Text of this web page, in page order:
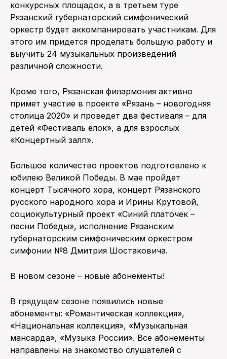
конкурсных площадок, а в третьем туре
Рязанский губернаторский симфонический
оркестр будет аккомпанировать участникам. Для
этого им придется проделать большую работу и
выучить 24 музыкальных произведений
различной сложности.
Кроме того, Рязанская филармония активно
примет участие в проекте «Рязань – новогодняя
столица 2020» и проведет два фестиваля – для
детей «Фестиваль ёлок», а для взрослых
«Концертный залп».
Большое количество проектов подготовлено к
юбилею Великой Победы. В мае пройдет
концерт Тысячного хора, концерт Рязанского
русского народного хора и Ирины Крутовой,
социокультурный проект «Синий платочек –
песни Победы», исполнение Рязанским
губернаторским симфоническим оркестром
симфонии №8 Дмитрия Шостаковича.
В новом сезоне – новые абонементы!
В грядущем сезоне появились новые
абонементы: «Романтическая коллекция»,
«Национальная коллекция», «Музыкальная
мансарда», «Музыка России». Все абонементы
направлены на знакомство слушателей с